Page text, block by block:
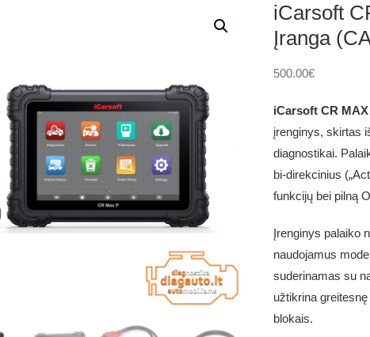
iCarsoft
Įranga
500.00€
iCarsoft CR MAX
įrenginys, skirtas
diagnostikai.
bi-direkcinius
funkcijų bei pilną
Įrenginys palaiko
naudojamus
suderinamas su
užtikrina
blokais.